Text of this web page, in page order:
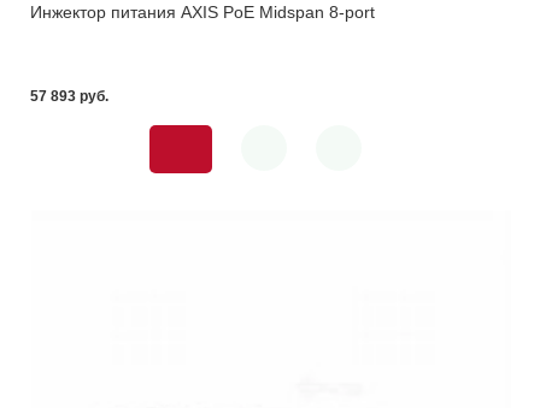
Инжектор питания AXIS PoE Midspan 8-port
57 893 pуб.